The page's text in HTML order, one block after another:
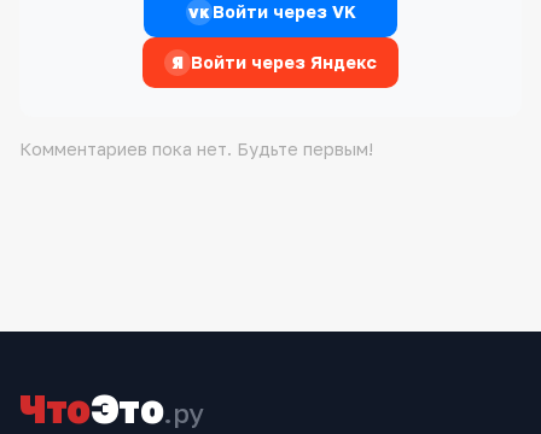
VKВойти через VK
Я Войти через Яндекс
Комментариев пока нет. Будьте первым!
ЧтоЭто.ру